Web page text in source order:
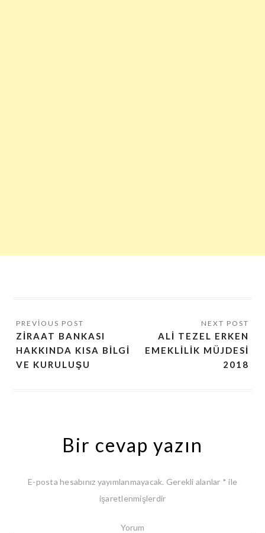
ZIRAAT BANKASI
HAKKINDA KISA BILGI
VE KURULUŞU
ALI TEZEL ERKEN
EMEKLILIK MÜJDESI
2018
Bir cevap yazın
E-posta hesabınız yayımlanmayacak. Gerekli alanlar * ile
işaretlenmişlerdir
Yorum